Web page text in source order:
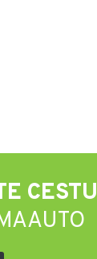
CESTU